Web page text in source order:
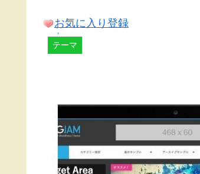
お気に入り登録
テーマ